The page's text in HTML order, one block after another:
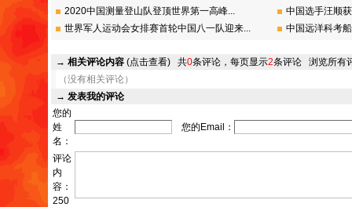
2020中国测量登山队登顶世界第一高峰...
中国选手汪顺
世界军人运动会女排赛首轮中国八一队迎来...
中国远洋科考
→ 相关评论内容 (点击查看) 共0条评论，每页显示2条评论 浏览所有
（没有相关评论）
→ 发表我的评论
您的
姓
名：
您的Email：
评论
内
容：
250